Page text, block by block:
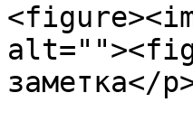
заметка</